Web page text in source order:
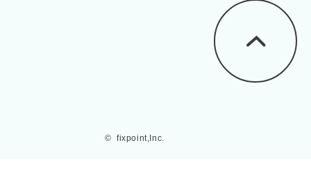
©  fixpoint,Inc.